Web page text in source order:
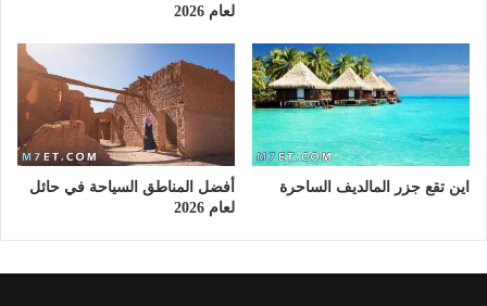
لعام 2026
اين تقع جزر المالديف الساحرة
أفضل المناطق السياحة في حائل
لعام 2026